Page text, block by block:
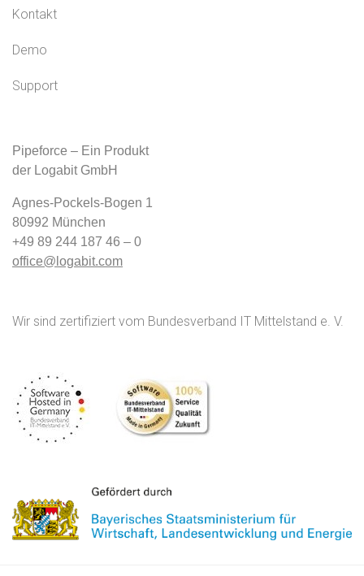
Kontakt
Demo
Support
Pipeforce – Ein Produkt
der Logabit GmbH
Agnes-Pockels-Bogen 1
80992 München
+49 89 244 187 46 – 0
office@logabit.com
Wir sind zertifiziert vom Bundesverband IT Mittelstand e. V.